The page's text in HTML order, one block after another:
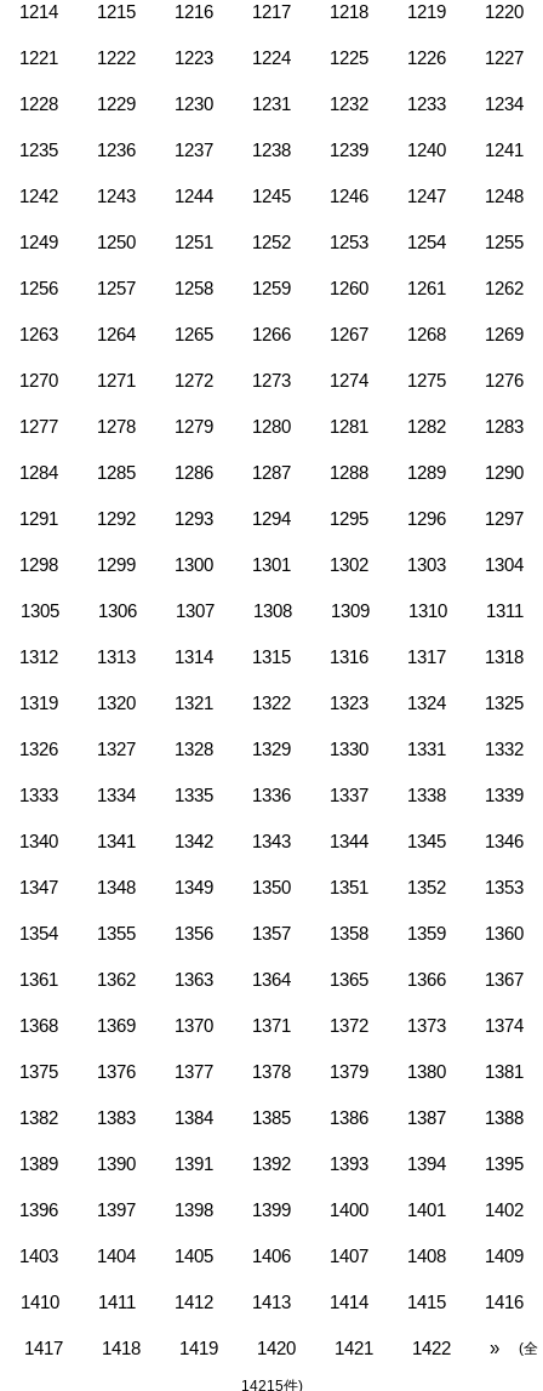
1214 1215 1216 1217 1218 1219 1220
1221 1222 1223 1224 1225 1226 1227
1228 1229 1230 1231 1232 1233 1234
1235 1236 1237 1238 1239 1240 1241
1242 1243 1244 1245 1246 1247 1248
1249 1250 1251 1252 1253 1254 1255
1256 1257 1258 1259 1260 1261 1262
1263 1264 1265 1266 1267 1268 1269
1270 1271 1272 1273 1274 1275 1276
1277 1278 1279 1280 1281 1282 1283
1284 1285 1286 1287 1288 1289 1290
1291 1292 1293 1294 1295 1296 1297
1298 1299 1300 1301 1302 1303 1304
1305 1306 1307 1308 1309 1310 1311
1312 1313 1314 1315 1316 1317 1318
1319 1320 1321 1322 1323 1324 1325
1326 1327 1328 1329 1330 1331 1332
1333 1334 1335 1336 1337 1338 1339
1340 1341 1342 1343 1344 1345 1346
1347 1348 1349 1350 1351 1352 1353
1354 1355 1356 1357 1358 1359 1360
1361 1362 1363 1364 1365 1366 1367
1368 1369 1370 1371 1372 1373 1374
1375 1376 1377 1378 1379 1380 1381
1382 1383 1384 1385 1386 1387 1388
1389 1390 1391 1392 1393 1394 1395
1396 1397 1398 1399 1400 1401 1402
1403 1404 1405 1406 1407 1408 1409
1410 1411 1412 1413 1414 1415 1416
1417 1418 1419 1420 1421 1422 » (全
14215件)